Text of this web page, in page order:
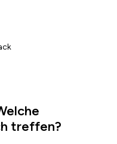
treffen?